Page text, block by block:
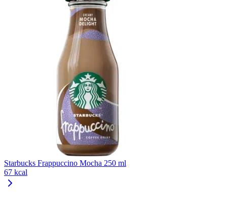
Starbucks Frappuccino Mocha 250 ml
67 kcal